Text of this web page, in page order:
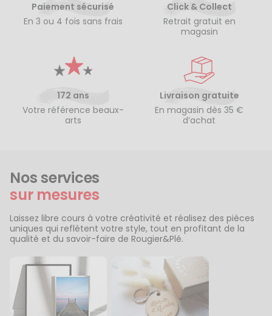
Paiement sécurisé
En 3 ou 4 fois sans frais
Click & Collect
Retrait gratuit en
magasin
172 ans
Votre référence beaux-
arts
Livraison gratuite
En magasin dès 35 €
d’achat
Nos services
sur mesures
Laissez libre cours à votre créativité et réalisez des pièces
uniques qui reflètent votre style, tout en profitant de la
qualité et du savoir-faire de Rougier&Plé.